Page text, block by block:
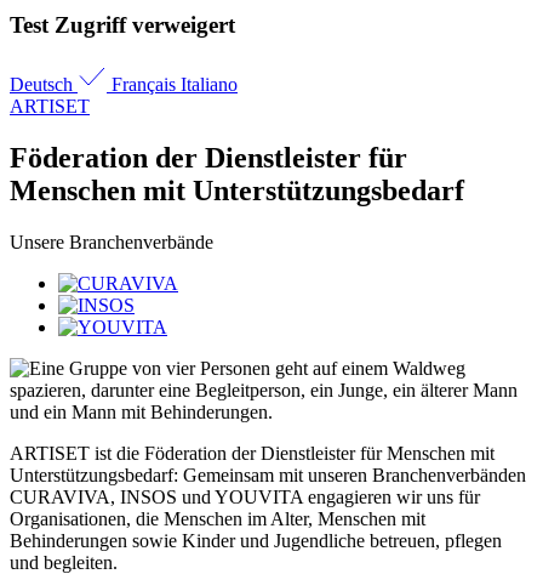
Test Zugriff verweigert
Deutsch Français Italiano
ARTISET
Föderation der Dienstleister für
Menschen mit Unterstützungs­bedarf
Unsere Branchenverbände
ARTISET ist die Föderation der Dienstleister für Menschen mit
Unterstützungsbedarf: Gemeinsam mit unseren Branchenverbänden
CURAVIVA, INSOS und YOUVITA engagieren wir uns für
Organisationen, die Menschen im Alter, Menschen mit
Behinderungen sowie Kinder und Jugendliche betreuen, pflegen
und begleiten.